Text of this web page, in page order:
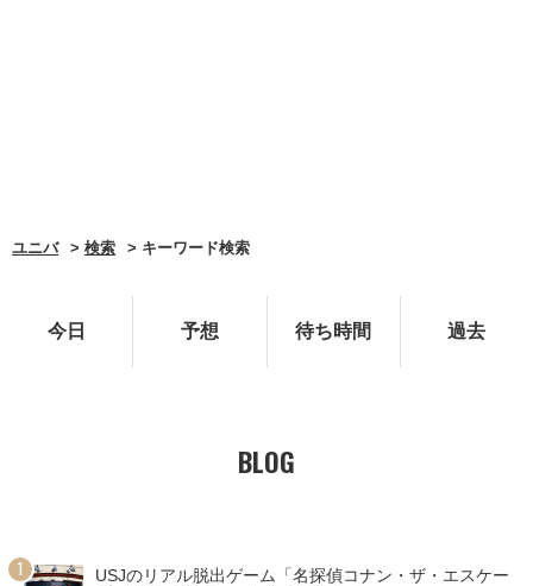
ユニバ 検索 キーワード検索
今日 予想 待ち時間 過去
BLOG
USJのリアル脱出ゲーム「名探偵コナン・ザ・エスケー